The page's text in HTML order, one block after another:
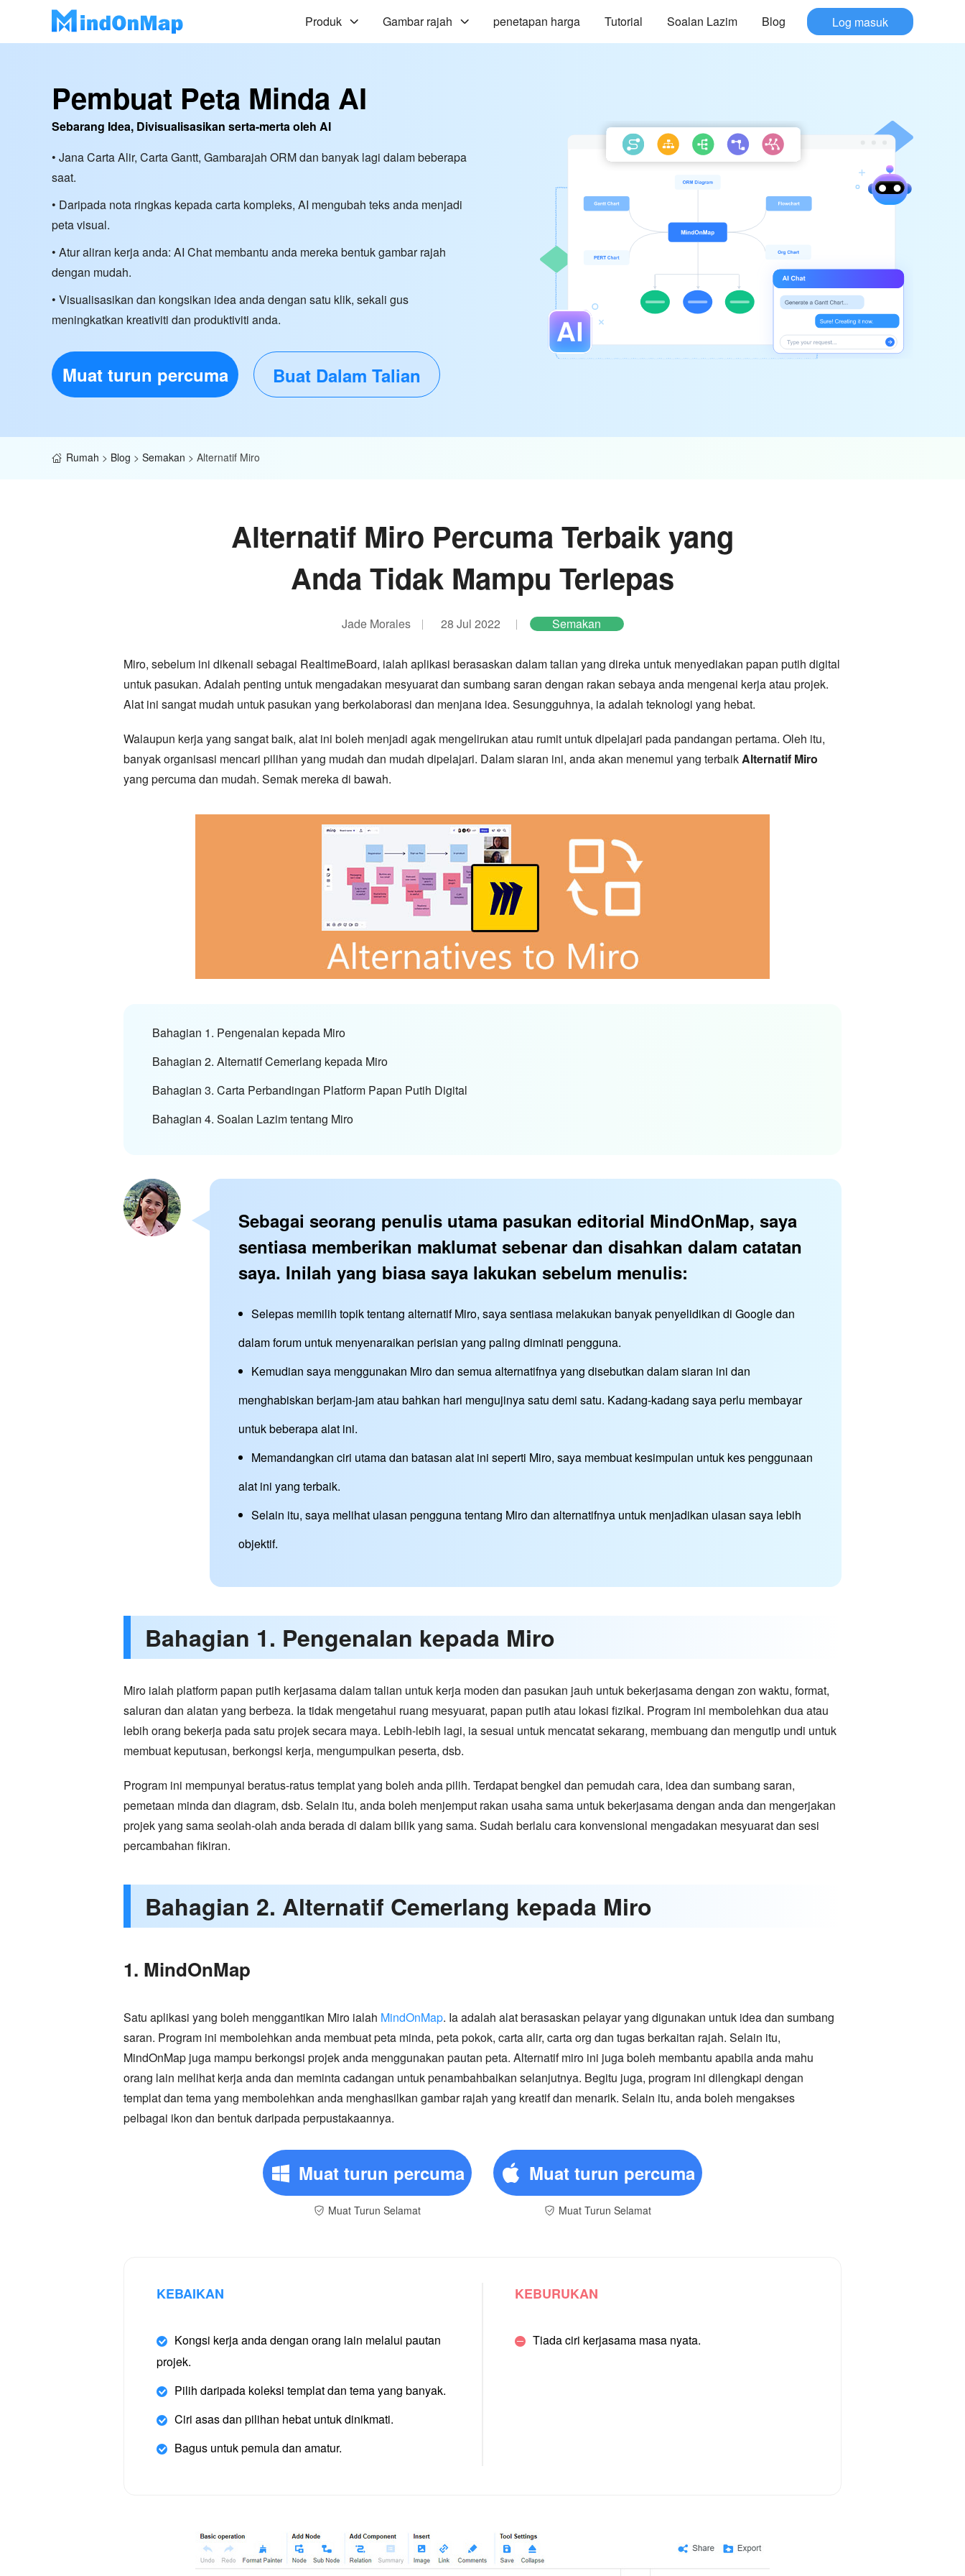
Produk Gambar rajah penetapan harga Tutorial Soalan Lazim Blog Log masuk
Pembuat Peta Minda AI
Sebarang Idea, Divisualisasikan serta-merta oleh AI
• Jana Carta Alir, Carta Gantt, Gambarajah ORM dan banyak lagi dalam beberapa
saat.
• Daripada nota ringkas kepada carta kompleks, AI mengubah teks anda menjadi
peta visual.
• Atur aliran kerja anda: AI Chat membantu anda mereka bentuk gambar rajah
dengan mudah.
• Visualisasikan dan kongsikan idea anda dengan satu klik, sekali gus
meningkatkan kreativiti dan produktiviti anda.
Muat turun percuma Buat Dalam Talian
Rumah > Blog > Semakan > Alternatif Miro
Alternatif Miro Percuma Terbaik yang
Anda Tidak Mampu Terlepas
Jade Morales 28 Jul 2022 Semakan
Miro, sebelum ini dikenali sebagai RealtimeBoard, ialah aplikasi berasaskan dalam talian yang direka untuk menyediakan papan putih digital
untuk pasukan. Adalah penting untuk mengadakan mesyuarat dan sumbang saran dengan rakan sebaya anda mengenai kerja atau projek.
Alat ini sangat mudah untuk pasukan yang berkolaborasi dan menjana idea. Sesungguhnya, ia adalah teknologi yang hebat.
Walaupun kerja yang sangat baik, alat ini boleh menjadi agak mengelirukan atau rumit untuk dipelajari pada pandangan pertama. Oleh itu,
banyak organisasi mencari pilihan yang mudah dan mudah dipelajari. Dalam siaran ini, anda akan menemui yang terbaikAlternatif Miro
yang percuma dan mudah. Semak mereka di bawah.
Bahagian 1. Pengenalan kepada Miro
Bahagian 2. Alternatif Cemerlang kepada Miro
Bahagian 3. Carta Perbandingan Platform Papan Putih Digital
Bahagian 4. Soalan Lazim tentang Miro
Sebagai seorang penulis utama pasukan editorial MindOnMap, saya
sentiasa memberikan maklumat sebenar dan disahkan dalam catatan
saya. Inilah yang biasa saya lakukan sebelum menulis:
Selepas memilih topik tentang alternatif Miro, saya sentiasa melakukan banyak penyelidikan di Google dan
dalam forum untuk menyenaraikan perisian yang paling diminati pengguna.
Kemudian saya menggunakan Miro dan semua alternatifnya yang disebutkan dalam siaran ini dan
menghabiskan berjam-jam atau bahkan hari mengujinya satu demi satu. Kadang-kadang saya perlu membayar
untuk beberapa alat ini.
Memandangkan ciri utama dan batasan alat ini seperti Miro, saya membuat kesimpulan untuk kes penggunaan
alat ini yang terbaik.
Selain itu, saya melihat ulasan pengguna tentang Miro dan alternatifnya untuk menjadikan ulasan saya lebih
objektif.
Bahagian 1. Pengenalan kepada Miro
Miro ialah platform papan putih kerjasama dalam talian untuk kerja moden dan pasukan jauh untuk bekerjasama dengan zon waktu, format,
saluran dan alatan yang berbeza. Ia tidak mengetahui ruang mesyuarat, papan putih atau lokasi fizikal. Program ini membolehkan dua atau
lebih orang bekerja pada satu projek secara maya. Lebih-lebih lagi, ia sesuai untuk mencatat sekarang, membuang dan mengutip undi untuk
membuat keputusan, berkongsi kerja, mengumpulkan peserta, dsb.
Program ini mempunyai beratus-ratus templat yang boleh anda pilih. Terdapat bengkel dan pemudah cara, idea dan sumbang saran,
pemetaan minda dan diagram, dsb. Selain itu, anda boleh menjemput rakan usaha sama untuk bekerjasama dengan anda dan mengerjakan
projek yang sama seolah-olah anda berada di dalam bilik yang sama. Sudah berlalu cara konvensional mengadakan mesyuarat dan sesi
percambahan fikiran.
Bahagian 2. Alternatif Cemerlang kepada Miro
1. MindOnMap
Satu aplikasi yang boleh menggantikan Miro ialah MindOnMap. Ia adalah alat berasaskan pelayar yang digunakan untuk idea dan sumbang
saran. Program ini membolehkan anda membuat peta minda, peta pokok, carta alir, carta org dan tugas berkaitan rajah. Selain itu,
MindOnMap juga mampu berkongsi projek anda menggunakan pautan peta. Alternatif miro ini juga boleh membantu apabila anda mahu
orang lain melihat kerja anda dan meminta cadangan untuk penambahbaikan selanjutnya. Begitu juga, program ini dilengkapi dengan
templat dan tema yang membolehkan anda menghasilkan gambar rajah yang kreatif dan menarik. Selain itu, anda boleh mengakses
pelbagai ikon dan bentuk daripada perpustakaannya.
Muat turun percuma
Muat Turun Selamat
Muat turun percuma
Muat Turun Selamat
KEBAIKAN
Kongsi kerja anda dengan orang lain melalui pautan
projek.
Pilih daripada koleksi templat dan tema yang banyak.
Ciri asas dan pilihan hebat untuk dinikmati.
Bagus untuk pemula dan amatur.
KEBURUKAN
Tiada ciri kerjasama masa nyata.